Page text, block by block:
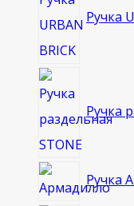
Ручка
Ручка
Ручка